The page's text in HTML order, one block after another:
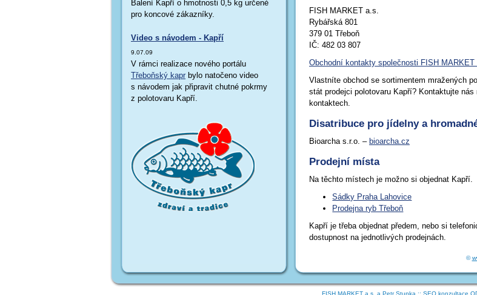
FISH MARKET a.s.
Rybářská 801
379 01 Třeboň
IČ: 482 03 807
Obchodní kontakty společnosti FISH MARKET
Vlastníte obchod se sortimentem mražených
stát prodejci polotovaru Kapří? Kontaktujte
kontaktech.
Disatribuce pro jídelny a
Bioarcha s.r.o. – bioarcha.cz
Prodejní místa
Na těchto místech je možno si objednat Kapří.
Sádky Praha Lahovice
Prodejna ryb Třeboň
Kapří je třeba objednat předem, nebo si
dostupnost na jednotlivých prodejnách.
©
Balení Kapří o hmotnosti 0,5 kg určené
pro koncové zákazníky.
Video s návodem - Kapří
9.07.09
V rámci realizace nového portálu
Třeboňský kapr bylo natočeno video
s návodem jak připravit chutné pokrmy
z polotovaru Kapří.
FISH MARKET a.s. a Petr Stupka :: SEO konzultace